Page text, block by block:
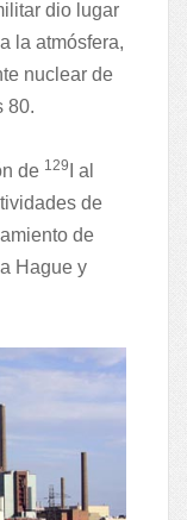
dio lugar
I a la atmósfera,
nuclear de
80.
de 129
I al
de
de
Hague y